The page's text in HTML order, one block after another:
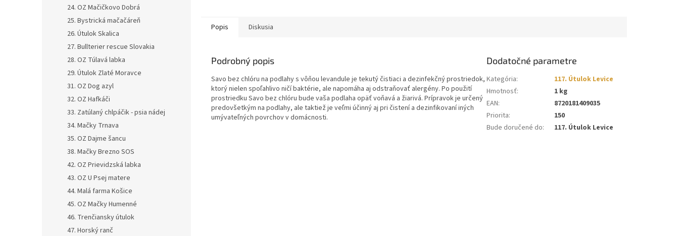
24. OZ Mačičkovo Dobrá
25. Bystrická mačačáreň
26. Útulok Skalica
27. Bullterier rescue Slovakia
28. OZ Túlavá labka
29. Útulok Zlaté Moravce
31. OZ Dog azyl
32. OZ Hafkáči
33. Zatúlaný chlpáčik - psia nádej
34. Mačky Trnava
35. OZ Dajme šancu
38. Mačky Brezno SOS
42. OZ Prievidzská labka
43. OZ U Psej matere
44. Malá farma Košice
45. OZ Mačky Humenné
46. Trenčiansky útulok
47. Horský ranč
Popis Diskusia
Podrobný popis
Savo bez chlóru na podlahy s vôňou levandule je tekutý čistiaci a dezinfekčný prostriedok,
ktorý nielen spoľahlivo ničí baktérie, ale napomáha aj odstraňovať alergény. Po použití
prostriedku Savo bez chlóru bude vaša podlaha opäť voňavá a žiarivá. Prípravok je určený
predovšetkým na podlahy, ale taktiež je veľmi účinný aj pri čistení a dezinfikovaní iných
umývateľných povrchov v domácnosti.
Dodatočné parametre
Kategória:
117. Útulok Levice
Hmotnosť:
1 kg
EAN:
8720181409035
Priorita:
150
Bude doručené do: 117. Útulok Levice